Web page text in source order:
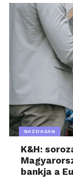
GAZDASÁG
K&H:
bankja a